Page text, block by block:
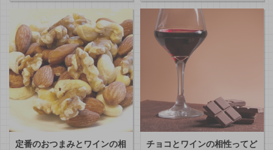
定番のおつまみとワインの相
チョコとワインの相性ってど